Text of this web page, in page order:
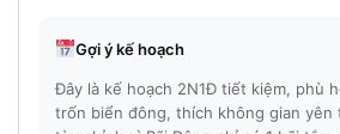
Gợi ý kế hoạch
Đây là kế hoạch 2N1Đ tiết kiệm, phù
trốn biển đông, thích không gian yên